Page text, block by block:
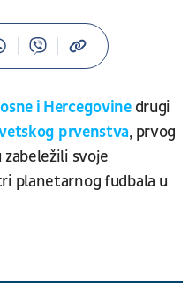
i Hercegovinedrugi
prvenstva, prvog
zabeležili svoje
planetarnog fudbala u